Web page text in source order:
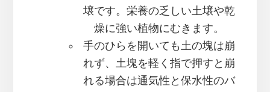
壌です。栄養の乏しい土壌や乾
燥に強い植物にむきます。
手のひらを開いても土の塊は崩
れず、土塊を軽く指で押すと崩
れる場合は通気性と保水性のバ